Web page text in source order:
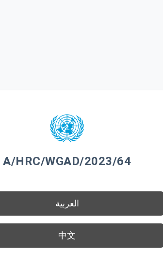
A/HRC/WGAD/2023/64
العربية
中文